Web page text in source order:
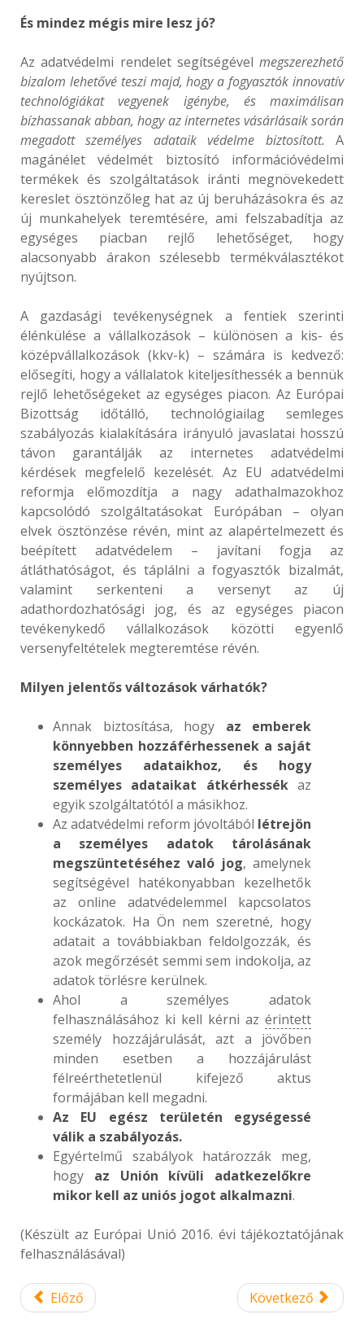
És mindez mégis mire lesz jó?
Az adatvédelmi rendelet segítségével megszerezhető
bizalom lehetővé teszi majd, hogy a fogyasztók innovatív
technológiákat vegyenek igénybe, és maximálisan
bízhassanak abban, hogy az internetes vásárlásaik során
megadott személyes adataik védelme biztosított. A
magánélet védelmét biztosító információvédelmi
termékek és szolgáltatások iránti megnövekedett
kereslet ösztönzőleg hat az új beruházásokra és az
új munkahelyek teremtésére, ami felszabadítja az
egységes piacban rejlő lehetőséget, hogy
alacsonyabb árakon szélesebb termékválasztékot
nyújtson.
A gazdasági tevékenységnek a fentiek szerinti
élénkülése a vállalkozások – különösen a kis- és
középvállalkozások (kkv-k) – számára is kedvező:
elősegíti, hogy a vállalatok kiteljesíthessék a bennük
rejlő lehetőségeket az egységes piacon. Az Európai
Bizottság időtálló, technológiailag semleges
szabályozás kialakítására irányuló javaslatai hosszú
távon garantálják az internetes adatvédelmi
kérdések megfelelő kezelését. Az EU adatvédelmi
reformja előmozdítja a nagy adathalmazokhoz
kapcsolódó szolgáltatásokat Európában – olyan
elvek ösztönzése révén, mint az alapértelmezett és
beépített adatvédelem – javítani fogja az
átláthatóságot, és táplálni a fogyasztók bizalmát,
valamint serkenteni a versenyt az új
adathordozhatósági jog, és az egységes piacon
tevékenykedő vállalkozások közötti egyenlő
versenyfeltételek megteremtése révén.
Milyen jelentős változások várhatók?
Annak biztosítása, hogy az emberek
könnyebben hozzáférhessenek a saját
személyes adataikhoz, és hogy
személyes adataikat átkérhessékaz
egyik szolgáltatótól a másikhoz.
Az adatvédelmi reform jóvoltából létrejön
a személyes adatok tárolásának
megszüntetéséhez való jog, amelynek
segítségével hatékonyabban kezelhetők
az online adatvédelemmel kapcsolatos
kockázatok. Ha Ön nem szeretné, hogy
adatait a továbbiakban feldolgozzák, és
azok megőrzését semmi sem indokolja, az
adatok törlésre kerülnek.
Ahol a személyes adatok
felhasználásához ki kell kérni az érintett
személy hozzájárulását, azt a jövőben
minden esetben a hozzájárulást
félreérthetetlenül kifejező aktus
formájában kell megadni.
Az EU egész területén egységessé
válik a szabályozás.
Egyértelmű szabályok határozzák meg,
hogy az Unión kívüli adatkezelőkre
mikor kell az uniós jogot alkalmazni.
(Készült az Európai Unió 2016. évi tájékoztatójának
felhasználásával)
Előző Következő